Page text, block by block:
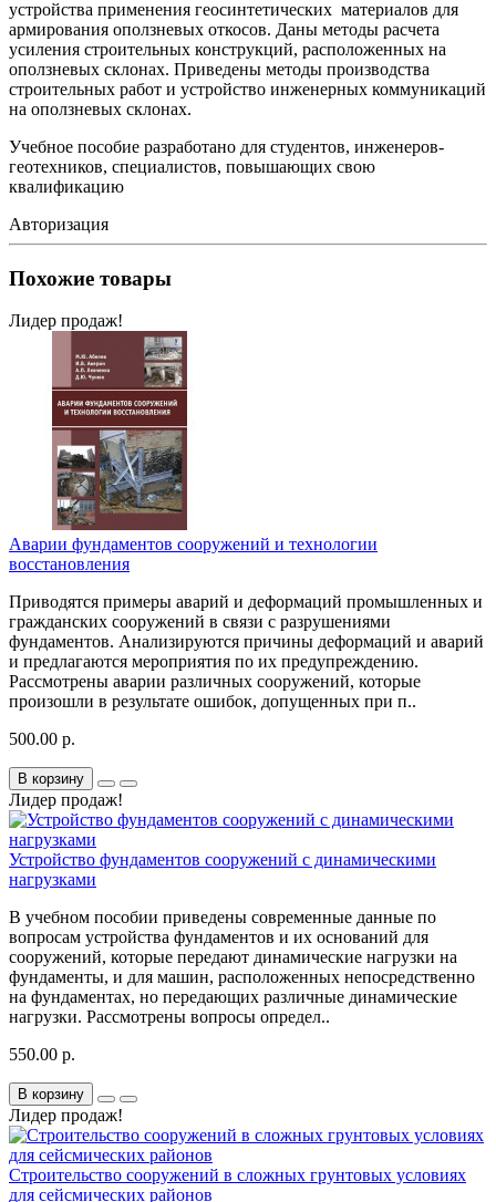
устройства применения геосинтетических материалов для
армирования оползневых откосов. Даны методы расчета
усиления строительных конструкций, расположенных на
оползневых склонах. Приведены методы производства
строительных работ и устройство инженерных коммуникаций
на оползневых склонах.
Учебное пособие разработано для студентов, инженеров-
геотехников, специалистов, повышающих свою
квалификацию
Авторизация
Похожие товары
Лидер продаж!
Аварии фундаментов сооружений и технологии
восстановления
Приводятся примеры аварий и деформаций промышленных и
гражданских сооружений в связи с разрушениями
фундаментов. Анализируются причины деформаций и аварий
и предлагаются мероприятия по их предупреждению.
Рассмотрены аварии различных сооружений, которые
произошли в результате ошибок, допущенных при п..
500.00 р.
В корзину
Лидер продаж!
Устройство фундаментов сооружений с динамическими
нагрузками
В учебном пособии приведены современные данные по
вопросам устройства фундаментов и их оснований для
сооружений, которые передают динамические нагрузки на
фундаменты, и для машин, расположенных непосредственно
на фундаментах, но передающих различные динамические
нагрузки. Рассмотрены вопросы определ..
550.00 р.
В корзину
Лидер продаж!
Строительство сооружений в сложных грунтовых условиях
для сейсмических районов